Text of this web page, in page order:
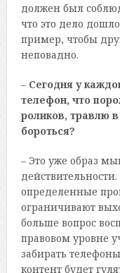
должен был
что это дело
пример, чтобы
неповадно.
– Сегодня у
телефон, что
роликов, травлю
бороться?
– Это уже образ
определенные
ограничивают
больше вопрос
правовом уровне
забирать
контент будет